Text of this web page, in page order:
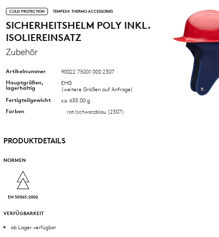
COLD PROTECTION TEMPEX® THERMO ACCESSORIES
SICHERHEITSHELM POLY INKL.
ISOLIEREINSATZ
Zubehör
Artikelnummer
90022 75001 000 2307
Hauptgrößen,
lagerhaltig
EHG
(weitere Größen auf Anfrage)
Fertigteilgewicht
ca. 635.00 g
Farben
rot/schwarzblau (2307)
PRODUKTDETAILS
NORMEN
EN 50365:2002
VERFÜGBARKEIT
ab Lager verfügbar